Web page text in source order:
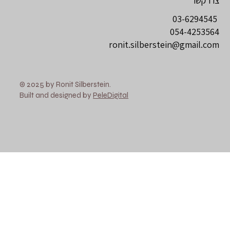
054-4253564
ronit.silberstein@gmail.com
© 2025 by Ronit Silberstein.
Built and designed by PeleDigital